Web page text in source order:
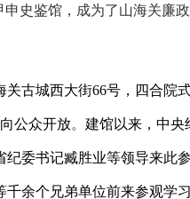
史鉴馆，成为了山海关廉
关古城西大街66号，四合院
公众开放。 建馆以来， 中央
委书记臧胜业等领导来此
余个兄弟单位前来参观学习